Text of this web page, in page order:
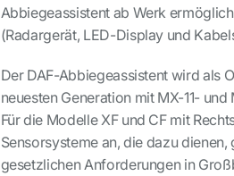
Abbiegeassistent ab Werk
(Radargerät, LED-Display und
Der DAF-Abbiegeassistent wird als
neuesten Generation mit MX-11-
Für die Modelle XF und CF mit
Sensorsysteme an, die dazu
gesetzlichen Anforderungen in